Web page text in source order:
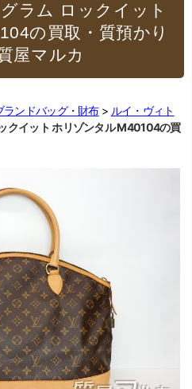
ラム ロックイット
の買取・質預かり
屋マルカ
ランドバッグ・財布
ルイ・ヴィト
クイット ホリゾンタル M40104の買